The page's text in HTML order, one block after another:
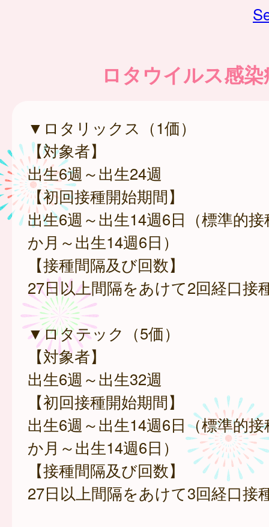
ロタウイルス感染
▼ロタリックス（1価）
【対象者】
出生6週～出生24週
【初回接種開始期間】
出生6週～出生14週6日（標準的
か月～出生14週6日）
【接種間隔及び回数】
27日以上間隔をあけて2回経口接
▼ロタテック（5価）
【対象者】
出生6週～出生32週
【初回接種開始期間】
出生6週～出生14週6日（標準的
か月～出生14週6日）
【接種間隔及び回数】
27日以上間隔をあけて3回経口接